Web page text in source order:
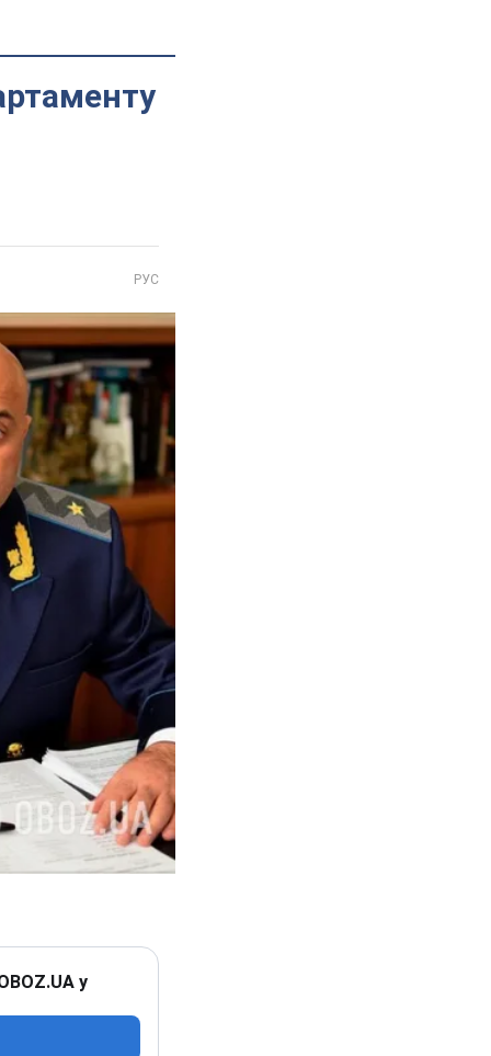
РУС
у